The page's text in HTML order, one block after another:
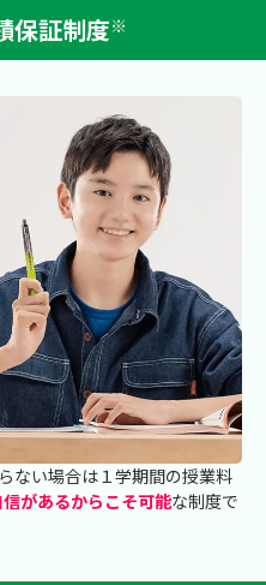
保証制度※
ない場合は１学期間の授業料
があるからこそ可能な制度で